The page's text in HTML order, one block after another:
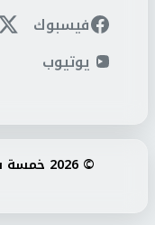
فيسبوك
يوتيوب
© 2026 خمسة سياسة. جميع الحقوق محفوظة.